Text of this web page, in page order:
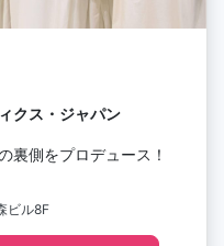
クス・ジャパン
裏側をプロデュース！
ビル8F